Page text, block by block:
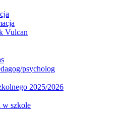
Vulcan
psycholog
2025/2026
w szkole